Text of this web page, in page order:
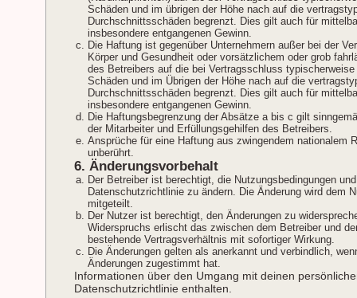
Schäden und im übrigen der Höhe nach auf die
Durchschnittsschäden begrenzt. Dies gilt auch für
insbesondere entgangenen Gewinn.
Die Haftung ist gegenüber Unternehmern außer bei der
Körper und Gesundheit oder vorsätzlichem oder grob
des Betreibers auf die bei Vertragsschluss typischerweise
Schäden und im Übrigen der Höhe nach auf die
Durchschnittsschäden begrenzt. Dies gilt auch für
insbesondere entgangenen Gewinn.
Die Haftungsbegrenzung der Absätze a bis c gilt
der Mitarbeiter und Erfüllungsgehilfen des Betreibers.
Ansprüche für eine Haftung aus zwingendem nationalem
unberührt.
6. Änderungsvorbehalt
Der Betreiber ist berechtigt, die Nutzungsbedingungen
Datenschutzrichtlinie zu ändern. Die Änderung wird dem
mitgeteilt.
Der Nutzer ist berechtigt, den Änderungen zu
Widerspruchs erlischt das zwischen dem Betreiber und
bestehende Vertragsverhältnis mit sofortiger Wirkung.
Die Änderungen gelten als anerkannt und verbindlich,
Änderungen zugestimmt hat.
Informationen über den Umgang mit deinen
Datenschutzrichtlinie enthalten.